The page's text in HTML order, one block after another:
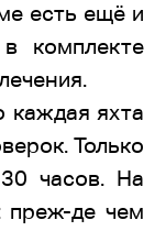
есть ещё и
комплекте
каждая яхта
Только
часов. На
преж-де чем